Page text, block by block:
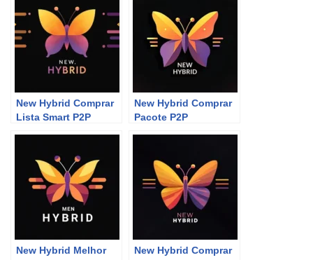
New Hybrid Comprar
Lista Smart P2P
New Hybrid Comprar
Pacote P2P
New Hybrid Melhor
New Hybrid Comprar